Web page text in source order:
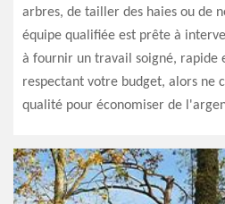
arbres, de tailler des haies ou de
équipe qualifiée est prête à
à fournir un travail soigné, rapide
respectant votre budget, alors ne
qualité pour économiser de